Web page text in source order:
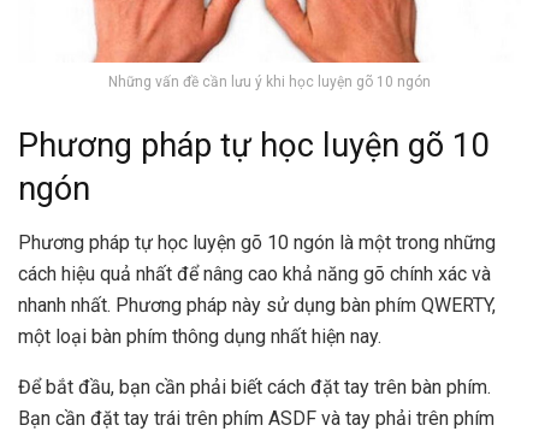
Những vấn đề cần lưu ý khi học luyện gõ 10 ngón
Phương pháp tự học luyện gõ 10
ngón
Phương pháp tự học luyện gõ 10 ngón là một trong những
cách hiệu quả nhất để nâng cao khả năng gõ chính xác và
nhanh nhất. Phương pháp này sử dụng bàn phím QWERTY,
một loại bàn phím thông dụng nhất hiện nay.
Để bắt đầu, bạn cần phải biết cách đặt tay trên bàn phím.
Bạn cần đặt tay trái trên phím ASDF và tay phải trên phím